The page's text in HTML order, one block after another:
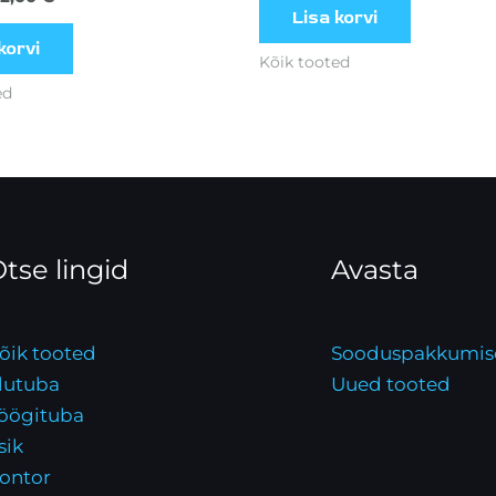
Lisa korvi
Kõik tooted
lingid
tooted
Avasta
Uued tooted